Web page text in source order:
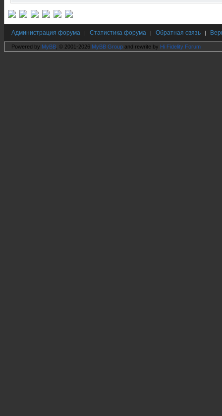
Администрация форума | Статистика форума | Обратная связь |
Powered by MyBB , © 2001-2026 MyBB Group and rewrite by Hi Fidelity Forum